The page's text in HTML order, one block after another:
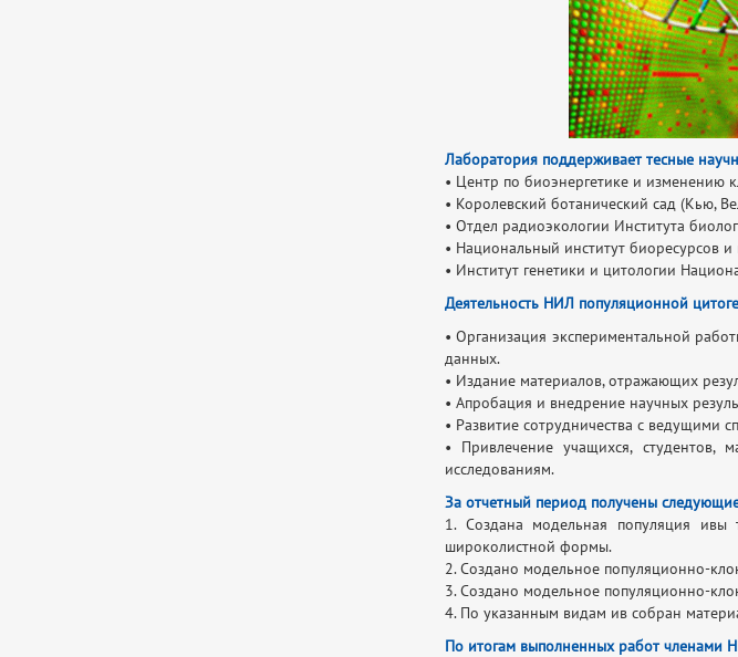
Лаборатория поддерживает тесные
• Центр по биоэнергетике и изменению
• Королевский ботанический сад (Кью,
• Отдел радиоэкологии Института
• Национальный институт биоресурсов
• Институт генетики и цитологии
Деятельность НИЛ популяционной
• Организация экспериментальной
данных.
• Издание материалов, отражающих
• Апробация и внедрение научных
• Развитие сотрудничества с ведущими
• Привлечение учащихся, студентов,
исследованиям.
За отчетный период получены
1. Создана модельная популяция ивы
широколистной формы.
2. Создано модельное популяционно-
3. Создано модельное популяционно-
4. По указанным видам ив собран
По итогам выполненных работ членами